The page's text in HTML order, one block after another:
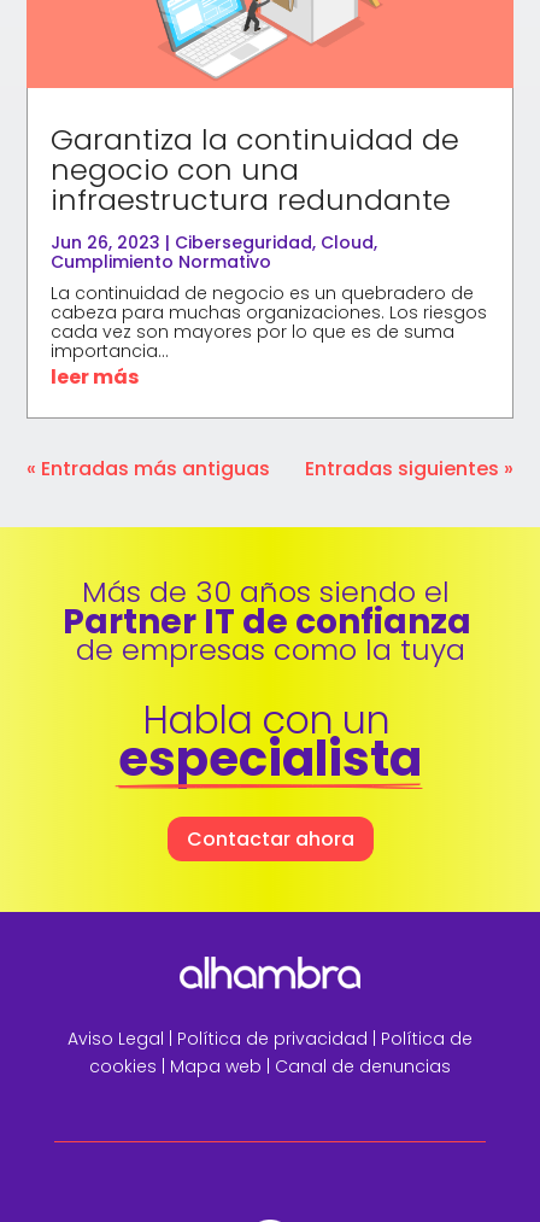
Garantiza la continuidad de
negocio con una
infraestructura redundante
Jun 26, 2023 | Ciberseguridad, Cloud,
Cumplimiento Normativo
La continuidad de negocio es un quebradero de
cabeza para muchas organizaciones. Los riesgos
cada vez son mayores por lo que es de suma
importancia...
leer más
« Entradas más antiguas Entradas siguientes »
Más de 30 años siendo el
Partner IT de confianza
de empresas como la tuya
Habla con un
especialista
Contactar ahora
Aviso Legal | Política de privacidad | Política de
cookies | Mapa web | Canal de denuncias